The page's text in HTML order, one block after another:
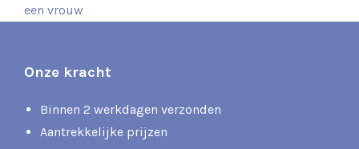
een vrouw
Onze kracht
Binnen 2 werkdagen verzonden
Aantrekkelijke prijzen